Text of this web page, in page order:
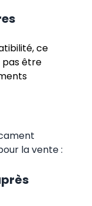
ce
être
la vente :